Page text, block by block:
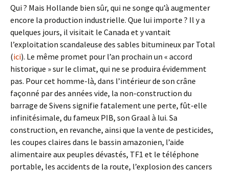
Qui ? Mais Hollande bien sûr, qui ne songe qu’à augmenter
encore la production industrielle. Que lui importe ? Il y a
quelques jours, il visitait le Canada et y vantait
l’exploitation scandaleuse des sables bitumineux par Total
(ici). Le même promet pour l’an prochain un « accord
historique » sur le climat, qui ne se produira évidemment
pas. Pour cet homme-là, dans l’intérieur de son crâne
façonné par des années vide, la non-construction du
barrage de Sivens signifie fatalement une perte, fût-elle
infinitésimale, du fameux PIB, son Graal à lui. Sa
construction, en revanche, ainsi que la vente de pesticides,
les coupes claires dans le bassin amazonien, l’aide
alimentaire aux peuples dévastés, TF1 et le téléphone
portable, les accidents de la route, l’explosion des cancers